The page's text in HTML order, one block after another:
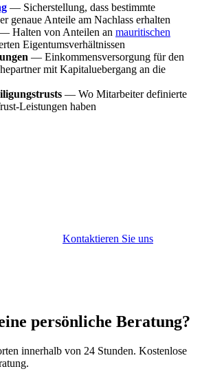
— Sicherstellung, dass bestimmte
genaue Anteile am Nachlass erhalten
Halten von Anteilen an mauritischen
Eigentumsverhältnissen
— Einkommensversorgung für den
mit Kapitaluebergang an die
— Wo Mitarbeiter definierte
Leistungen haben
Kontaktieren Sie uns
persönliche Beratung?
innerhalb von 24 Stunden. Kostenlose